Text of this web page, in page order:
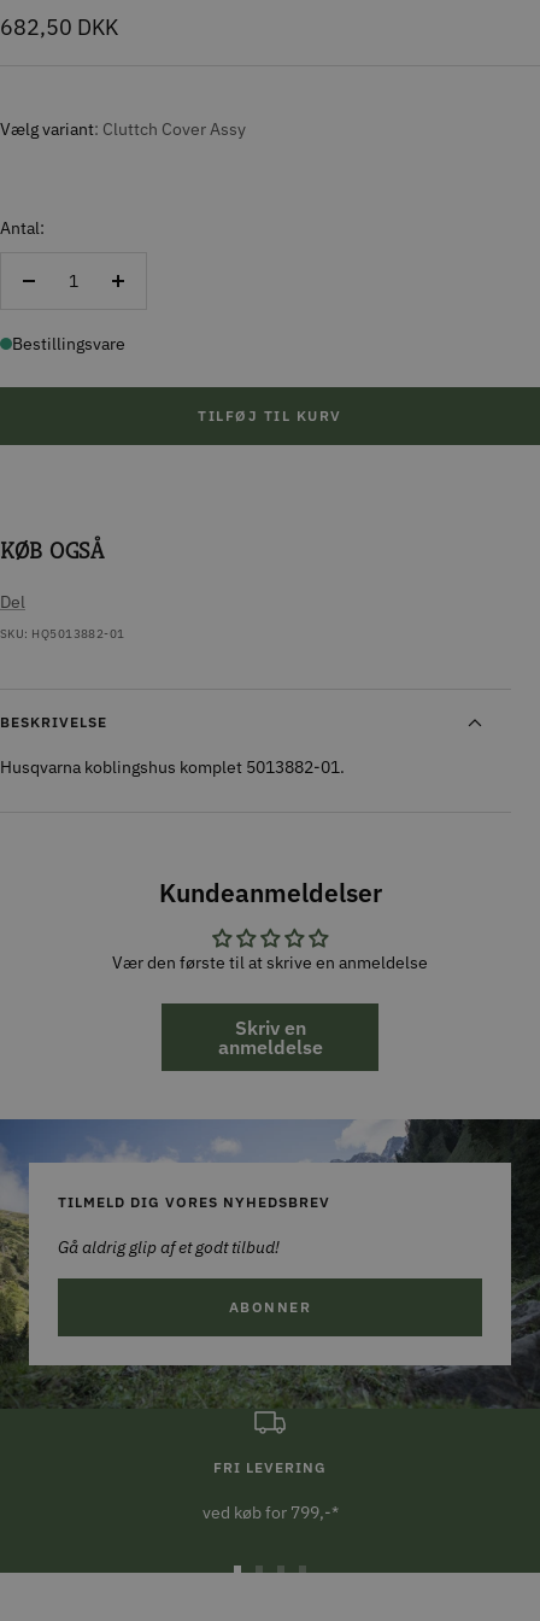
Tilbudspris
682,50 DKK
Vælg variant Cluttch Cover Assy
Antal:
Reducer
Forøg
Bestillingsvare
TILFØJ TIL KURV
KØB OGSÅ
Del
SKU: HQ5013882-01
BESKRIVELSE
Husqvarna koblingshus komplet 5013882-01.
Kundeanmeldelser
Vær den første til at skrive en anmeldelse
Skriv en
anmeldelse
TILMELD DIG VORES NYHEDSBREV
Gå aldrig glip af et godt tilbud!
ABONNER
FRI LEVERING
ved køb for 799,-*